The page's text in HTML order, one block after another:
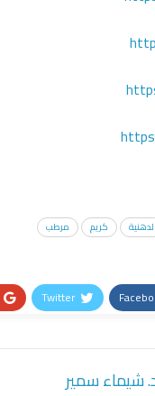
كريم مرطب
Twitter
شيماء سمير